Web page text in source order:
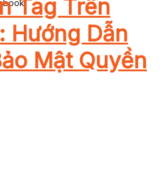
Tag Trên
Hướng Dẫn
Mật Quyền